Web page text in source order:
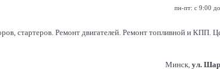
пн-пт: с 9:00
стартеров. Ремонт двигателей. Ремонт топливной и КПП.
Минск, ул.